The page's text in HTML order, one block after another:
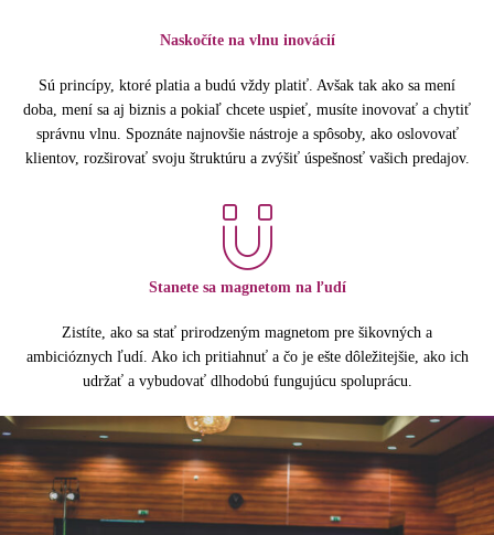
Naskočíte na vlnu inovácií
Sú princípy, ktoré platia a budú vždy platiť. Avšak tak ako sa mení
doba, mení sa aj biznis a pokiaľ chcete uspieť, musíte inovovať a chytiť
správnu vlnu. Spoznáte najnovšie nástroje a spôsoby, ako oslovovať
klientov, rozširovať svoju štruktúru a zvýšiť úspešnosť vašich predajov.
Stanete sa magnetom na ľudí
Zistíte, ako sa stať prirodzeným magnetom pre šikovných a
ambicióznych ľudí. Ako ich pritiahnuť a čo je ešte dôležitejšie, ako ich
udržať a vybudovať dlhodobú fungujúcu spoluprácu.